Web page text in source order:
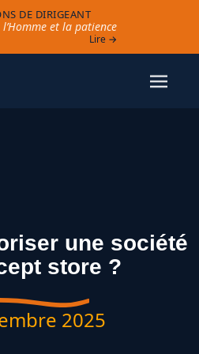
DE DIRIGEANT
l’Homme et la patience
Lire →
une société
store ?
2025